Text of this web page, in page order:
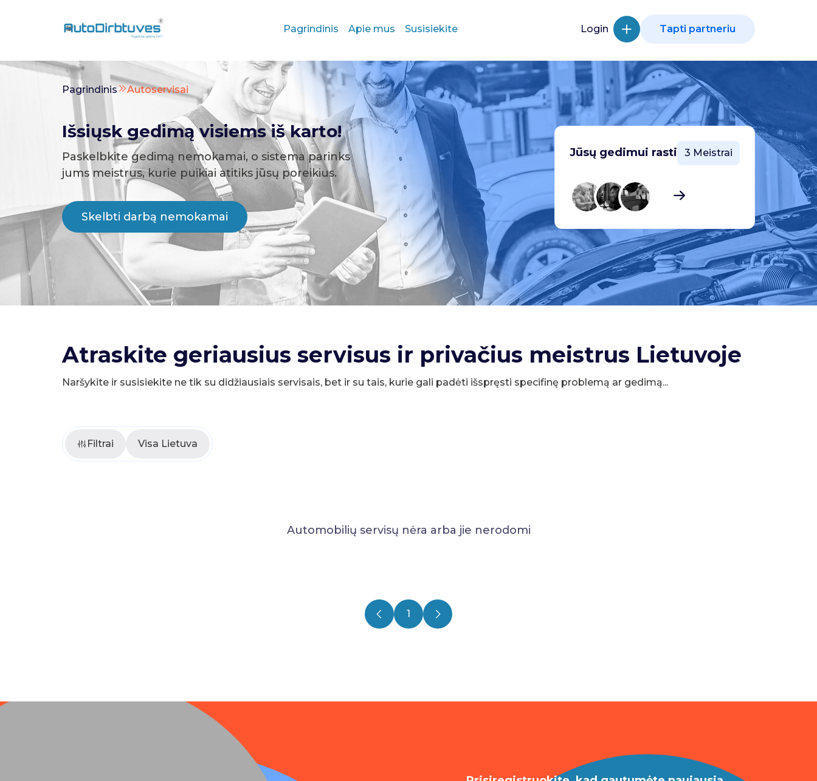
Pagrindinis Apie mus Susisiekite Login Tapti partneriu
Pagrindinis Autoservisai
Išsiųsk gedimą visiems iš karto!
Paskelbkite gedimą nemokamai, o sistema parinks
jums meistrus, kurie puikiai atitiks jūsų poreikius.
Skelbti darbą nemokamai
Jūsų gedimui rasti 3 Meistrai
Atraskite geriausius servisus ir privačius meistrus Lietuvoje
Naršykite ir susisiekite ne tik su didžiausiais servisais, bet ir su tais, kurie gali padėti išspręsti specifinę problemą ar gedimą...
Filtrai Visa Lietuva
Automobilių servisų nėra arba jie nerodomi
1